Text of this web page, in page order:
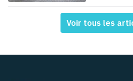
Voir tous les